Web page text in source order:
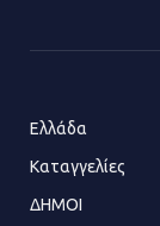
Ελλάδα
Καταγγελίες
ΔΗΜΟΙ